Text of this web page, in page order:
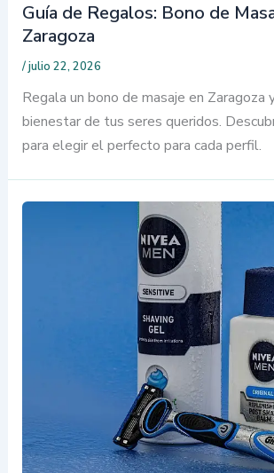
Guía de Regalos: Bono de
Zaragoza
/julio 22, 2026
Regala un bono de masaje en Zaragoza
bienestar de tus seres queridos.
para elegir el perfecto para cada perfil.